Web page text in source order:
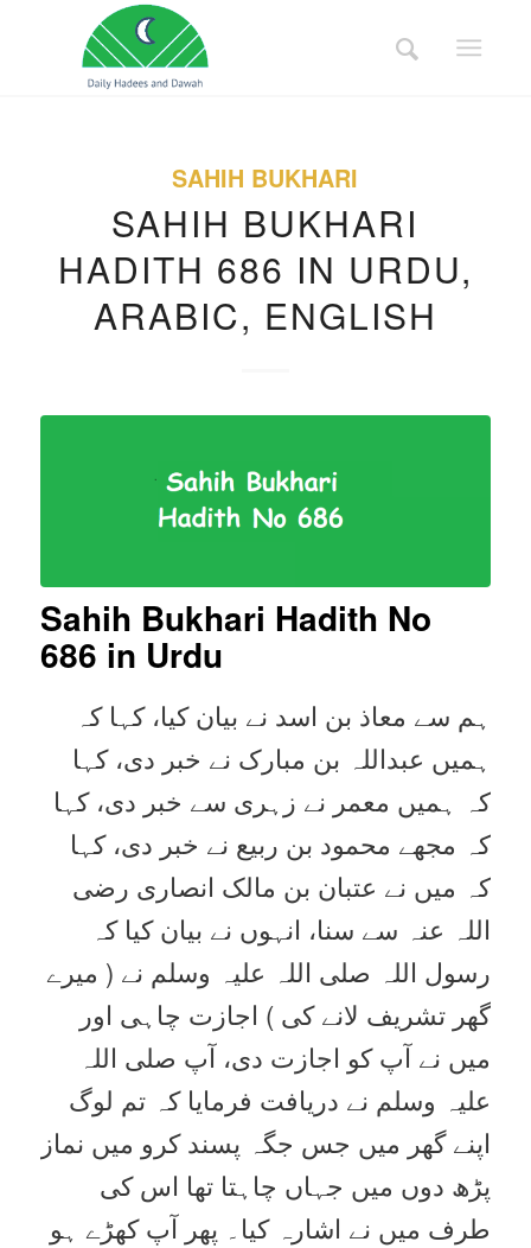
SAHIH BUKHARI
SAHIH BUKHARI
HADITH 686 IN URDU,
ARABIC, ENGLISH
Sahih Bukhari Hadith No
686 in Urdu
ہم سے معاذ بن اسد نے بیان کیا، کہا کہ
ہمیں عبداللہ بن مبارک نے خبر دی، کہا
کہ ہمیں معمر نے زہری سے خبر دی، کہا
کہ مجھے محمود بن ربیع نے خبر دی، کہا
کہ میں نے عتبان بن مالک انصاری رضی
اللہ عنہ سے سنا، انہوں نے بیان کیا کہ
رسول اللہ صلی اللہ علیہ وسلم نے ( میرے
گھر تشریف لانے کی ) اجازت چاہی اور
میں نے آپ کو اجازت دی، آپ صلی اللہ
علیہ وسلم نے دریافت فرمایا کہ تم لوگ
اپنے گھر میں جس جگہ پسند کرو میں نماز
پڑھ دوں میں جہاں چاہتا تھا اس کی
طرف میں نے اشارہ کیا۔ پھر آپ کھڑے ہو